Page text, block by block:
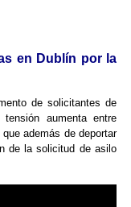
en Dublín por la
de solicitantes de
aumenta entre
además de deportar
de la solicitud de asilo